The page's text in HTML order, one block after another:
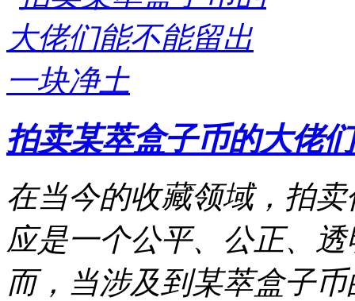
拍卖某萃盒子币的大佬
在当今的收藏领域，拍
应是一个公平、公正、
而，当涉及到某萃盒子